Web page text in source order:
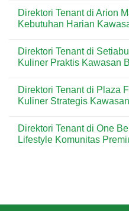
Harian
Warga
Jakarta
Plaza
Kramat
Jati:
&
Kebutuhan
Harian
Timur
on
Direktori
Tenant
Junction:
Panduan
Toko
Keluarga
Kawasan
Cibubur
Direktori Tenant di Arion
Kebutuhan Harian
on
Direktori
Tenant
Mall:
Panduan
Toko
Harian
Kawasan
Jakarta
Direktori Tenant di
Kuliner Praktis Kawasan
on
Direktori
Tenant
One:
Panduan
Toko
Direktori Tenant di Plaza
Kuliner Strategis
on
Direktori
Tenant
Strategis
Direktori Tenant di One
Lifestyle Komunitas
Bel